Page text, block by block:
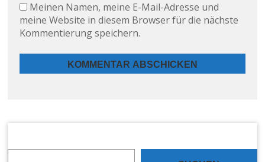
Meinen Namen, meine E-Mail-Adresse und
meine Website in diesem Browser für die nächste
Kommentierung speichern.